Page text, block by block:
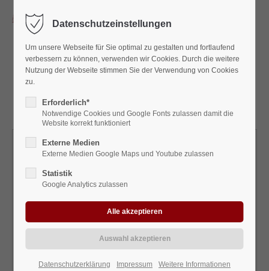
Anmeldung Standbetreiber
Der Anmelder beantragt hiermit verbindlich beim Veranstalter
Neuland Zeitreisen Sven-Erik Hitzer e.K., die Teilnahme am
Grundlage der beigefügten Marktordnung (Teil 1 und 2) wie
folgt:
Datenschutzeinstellungen
Um unsere Webseite für Sie optimal zu gestalten und fortlaufend
verbessern zu können, verwenden wir Cookies. Durch die weitere
Nutzung der Webseite stimmen Sie der Verwendung von Cookies
zu.
Erforderlich*
Notwendige Cookies und Google Fonts zulassen damit die
Website korrekt funktioniert
Externe Medien
Externe Medien Google Maps und Youtube zulassen
Statistik
Google Analytics zulassen
Datenschutzerklärung Impressum Weitere Informationen